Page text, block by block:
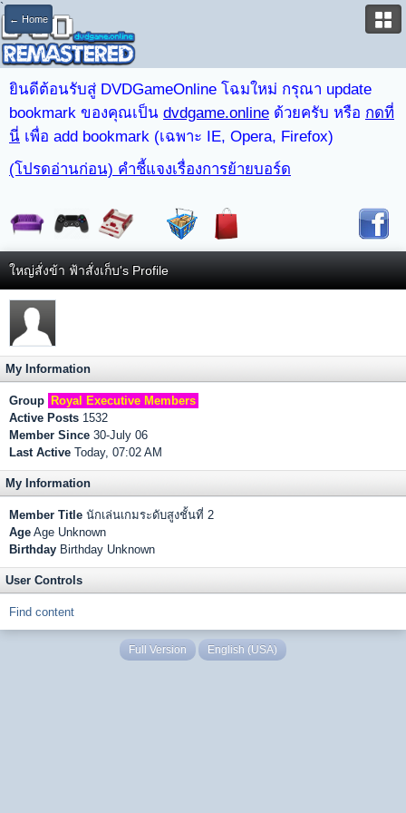
`
← Home
ยินดีต้อนรับสู่ DVDGameOnline โฉมใหม่ กรุณา update
bookmark ของคุณเป็น dvdgame.online ด้วยครับ หรือ กดที่
นี่ เพื่อ add bookmark (เฉพาะ IE, Opera, Firefox)
(โปรดอ่านก่อน) คำชี้แจงเรื่องการย้ายบอร์ด
ใหญ่สั่งข้า ฟ้าสั่งเก็บ's Profile
My Information
Group Royal Executive Members
Active Posts 1532
Member Since 30-July 06
Last Active Today, 07:02 AM
My Information
Member Title นักเล่นเกมระดับสูงชั้นที่ 2
Age Age Unknown
Birthday Birthday Unknown
User Controls
Find content
Full Version English (USA)